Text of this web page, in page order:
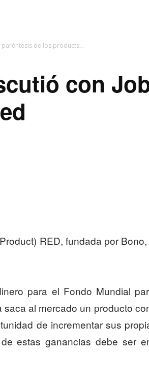
de los products...
con
RED, fundada por
para el Fondo Mundial
al mercado un producto
de incrementar sus
estas ganancias debe ser